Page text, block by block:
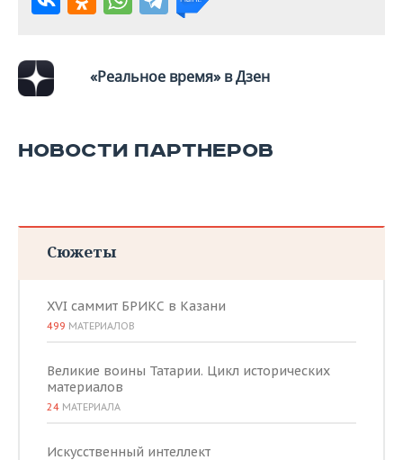
«Реальное время» в Дзен
НОВОСТИ ПАРТНЕРОВ
Сюжеты
XVI саммит БРИКС в Казани
499 МАТЕРИАЛОВ
Великие воины Татарии. Цикл исторических
материалов
24 МАТЕРИАЛА
Искусственный интеллект